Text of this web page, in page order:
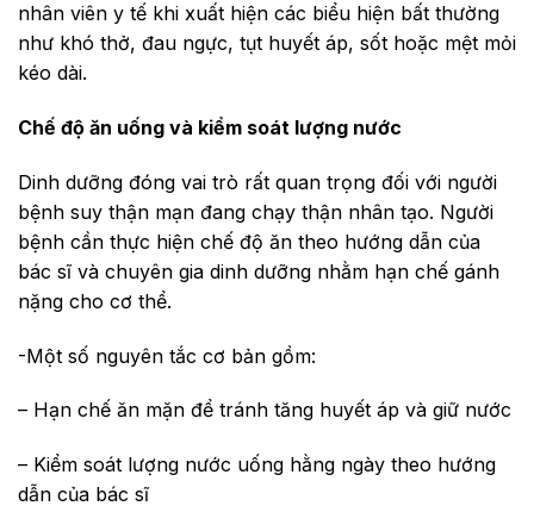
nhân viên y tế khi xuất hiện các biểu hiện bất thường
như khó thở, đau ngực, tụt huyết áp, sốt hoặc mệt mỏi
kéo dài.
Chế độ ăn uống và kiểm soát lượng nước
Dinh dưỡng đóng vai trò rất quan trọng đối với người
bệnh suy thận mạn đang chạy thận nhân tạo. Người
bệnh cần thực hiện chế độ ăn theo hướng dẫn của
bác sĩ và chuyên gia dinh dưỡng nhằm hạn chế gánh
nặng cho cơ thể.
-Một số nguyên tắc cơ bản gồm:
– Hạn chế ăn mặn để tránh tăng huyết áp và giữ nước
– Kiểm soát lượng nước uống hằng ngày theo hướng
dẫn của bác sĩ